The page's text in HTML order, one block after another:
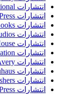
انتشارات ASM International
انتشارات ASME Press
انتشارات Atria Books
انتشارات Audible Studios
انتشارات AuthorHouse
انتشارات Avebury Aviation
انتشارات Avery
انتشارات Bauhaus
انتشارات Bentham Science Publishers
انتشارات Berklee Press